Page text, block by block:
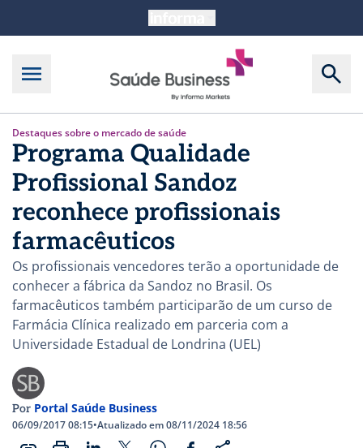
Destaques sobre o mercado de saúde
Programa Qualidade
Profissional Sandoz
reconhece profissionais
farmacêuticos
Os profissionais vencedores terão a oportunidade de
conhecer a fábrica da Sandoz no Brasil. Os
farmacêuticos também participarão de um curso de
Farmácia Clínica realizado em parceria com a
Universidade Estadual de Londrina (UEL)
Por Portal Saúde Business
06/09/2017 08:15•Atualizado em 08/11/2024 18:56